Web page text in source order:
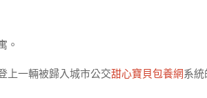
。
上一輛被歸入城市公交甜心寶貝包養網系統